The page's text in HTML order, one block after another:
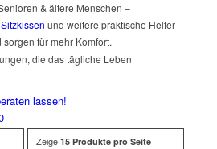
& ältere Menschen –
und weitere praktische Helfer
für mehr Komfort.
die das tägliche Leben
lassen!
Zeige 15 Produkte pro Seite